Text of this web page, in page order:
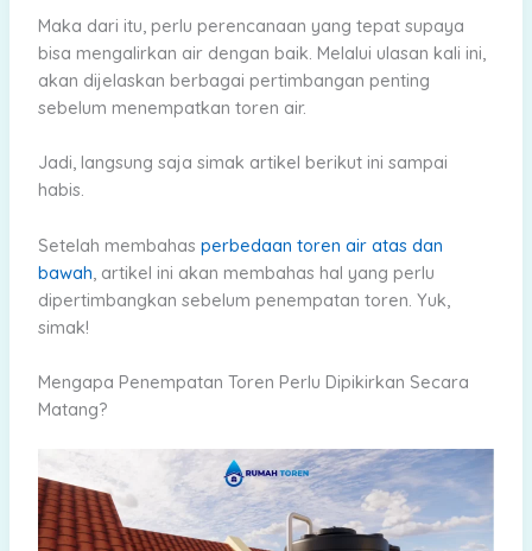
Maka dari itu, perlu perencanaan yang tepat supaya
bisa mengalirkan air dengan baik. Melalui ulasan kali ini,
akan dijelaskan berbagai pertimbangan penting
sebelum menempatkan toren air.
Jadi, langsung saja simak artikel berikut ini sampai
habis.
Setelah membahas perbedaan toren air atas dan
bawah , artikel ini akan membahas hal yang perlu
dipertimbangkan sebelum penempatan toren. Yuk,
simak!
Mengapa Penempatan Toren Perlu Dipikirkan Secara
Matang?